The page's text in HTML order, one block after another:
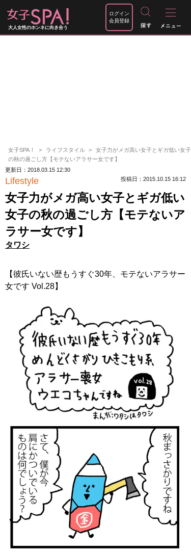
大人女性のホンネに向き合う
ログイン
会員登録
女子SPA！ ライフスタイル
女子力がメガ高い女子とギガ低い女子
の秋の過ごし方【モテないアラサー女です】
更新日：2018.03.15 12:30
Lifestyle 投稿日：2015.10.15 16:12
女子力がメガ高い女子とギガ低い
女子の秋の過ごし方【モテないア
ラサー女です】
タワシ
【彼氏いない歴もうすぐ30年、モテないアラサー
女です Vol.28】